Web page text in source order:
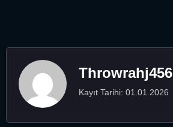
Throwrahj456
Kayıt Tarihi: 01.01.2026